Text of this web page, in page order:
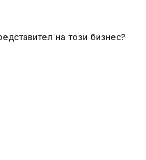
на този бизнес?